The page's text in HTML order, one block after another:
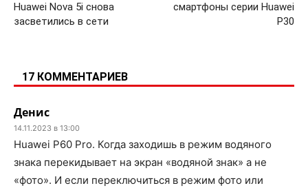
Huawei Nova 5i снова
засветились в сети
смартфоны серии Huawei
P30
17 КОММЕНТАРИЕВ
Денис
14.11.2023 в 13:00
Huawei P60 Pro. Когда заходишь в режим водяного
знака перекидывает на экран «водяной знак» а не
«фото». И если переключиться в режим фото или